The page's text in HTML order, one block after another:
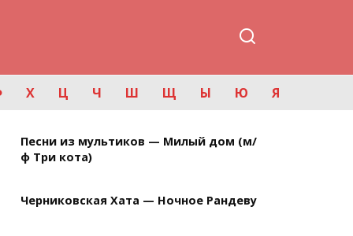
Х Ц Ч Ш Щ Ы Ю Я
Песни из мультиков — Милый дом (м/
ф Три кота)
Черниковская Хата — Ночное Рандеву